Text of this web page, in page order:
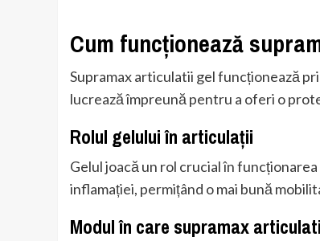
Cum funcționează
Supramax articulatii gel funcționează
lucrează împreună pentru a oferi o
Rolul gelului în articulații
Gelul joacă un rol crucial în
inflamației, permițând o mai bună
Modul în care supramax